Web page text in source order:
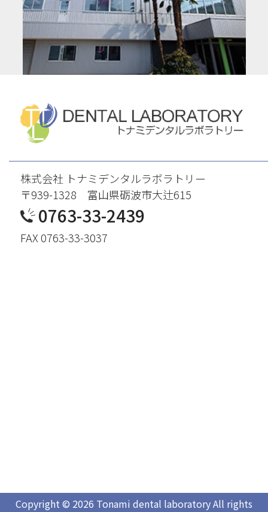
株式会社 トナミデンタルラボラトリー
〒939-1328 富山県砺波市大辻615
0763-33-2439
FAX 0763-33-3037
Copyright © 2026 Tonami dental laboratory All rights